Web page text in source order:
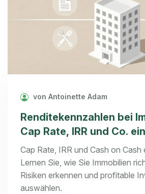
von Antoinette Adam
Renditekennzahlen bei
Cap Rate, IRR und Co.
Cap Rate, IRR und Cash on Cash
Lernen Sie, wie Sie Immobilien
Risiken erkennen und profitable
auswählen.